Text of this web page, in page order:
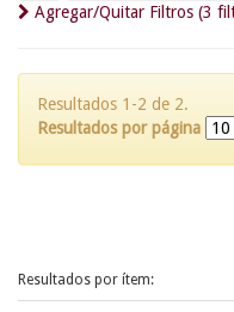
Agregar/Quitar Filtros (3
Resultados 1-2 de 2.
Resultados por página
Resultados por ítem: